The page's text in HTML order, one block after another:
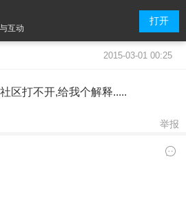
互动
打开
2015-03-01 00:25
区打不开,给我个解释.....
举报